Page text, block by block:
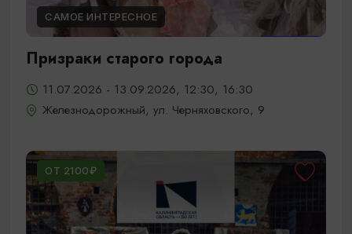
САМОЕ ИНТЕРЕСНОЕ
Призраки старого города
11.07.2026 - 13.09.2026, 12:30, 16:30
Железнодорожный, ул. Черняховского, 9
ОТ 2100₽